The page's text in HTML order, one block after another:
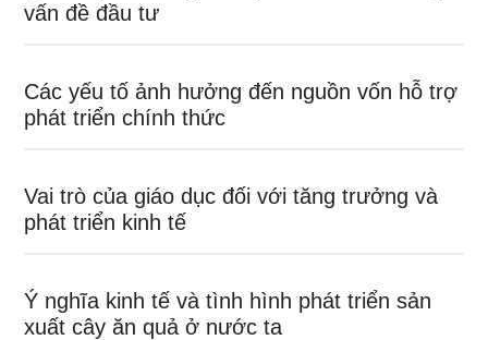
vấn đề đầu tư
Các yếu tố ảnh hưởng đến nguồn vốn hỗ trợ
phát triển chính thức
Vai trò của giáo dục đối với tăng trưởng và
phát triển kinh tế
Ý nghĩa kinh tế và tình hình phát triển sản
xuất cây ăn quả ở nước ta